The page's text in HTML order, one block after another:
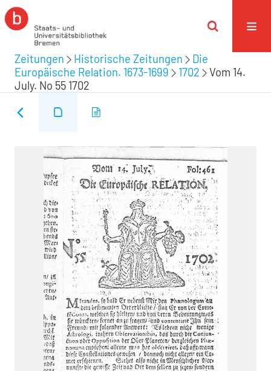
Zeitungen Historische Zeitungen
Die
Europäische Relation. 1673-1699
1702
Vom 14.
July. No 55 1702